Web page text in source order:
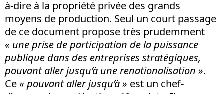
à-dire à la propriété privée des grands
moyens de production. Seul un court passage
de ce document propose très prudemment
« une prise de participation de la puissance
publique dans des entreprises stratégiques,
pouvant aller jusqu’à une renationalisation ».
Ce « pouvant aller jusqu’à » est un chef-